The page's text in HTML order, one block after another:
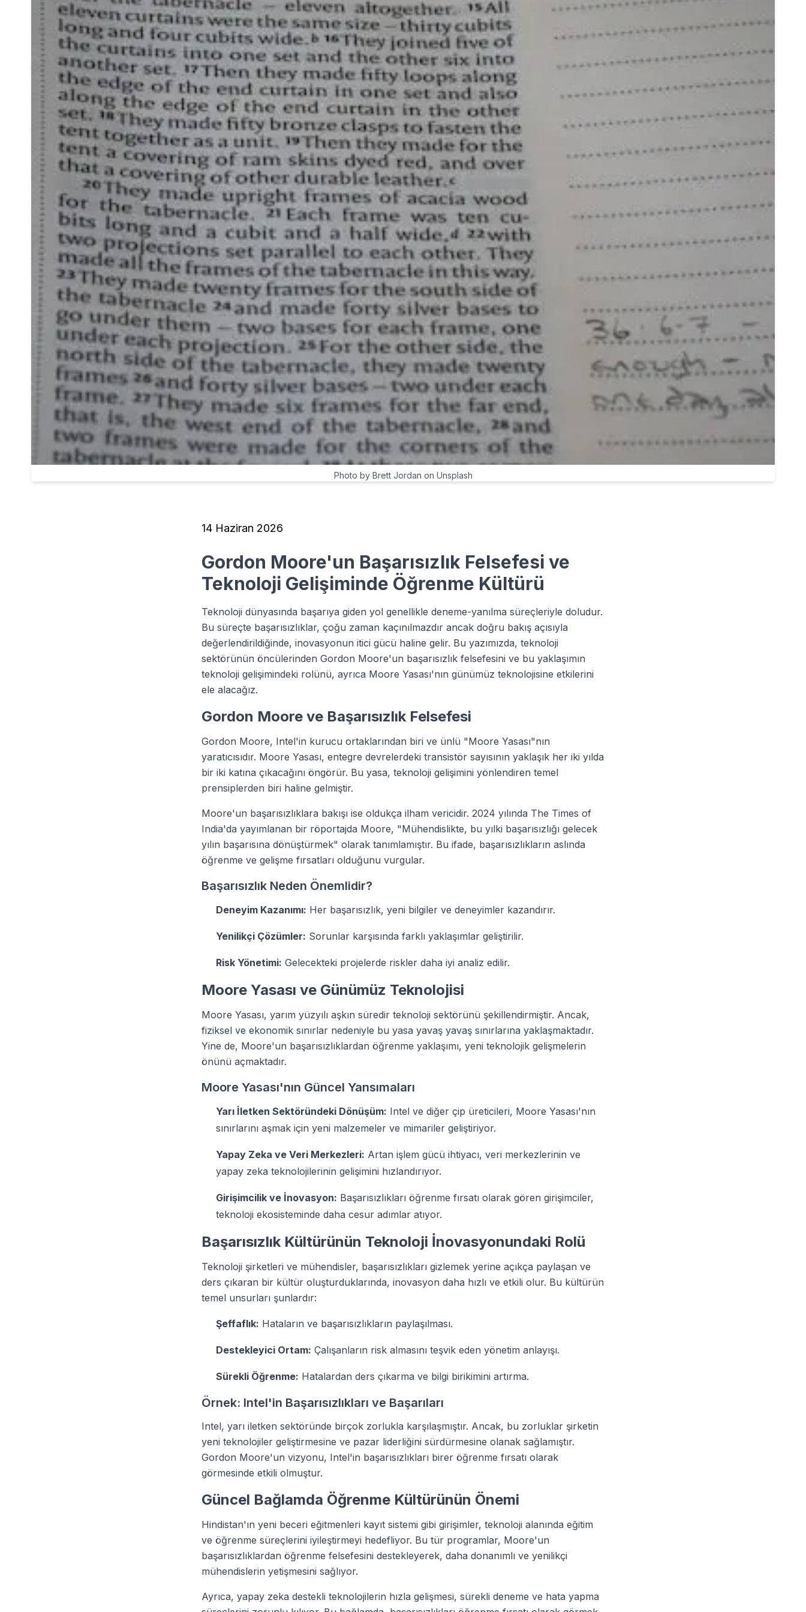
Photo by Brett Jordan on Unsplash
14 Haziran 2026
Gordon Moore'un Başarısızlık Felsefesi ve
Teknoloji Gelişiminde Öğrenme Kültürü
Teknoloji dünyasında başarıya giden yol genellikle deneme-yanılma süreçleriyle doludur.
Bu süreçte başarısızlıklar, çoğu zaman kaçınılmazdır ancak doğru bakış açısıyla
değerlendirildiğinde, inovasyonun itici gücü haline gelir. Bu yazımızda, teknoloji
sektörünün öncülerinden Gordon Moore'un başarısızlık felsefesini ve bu yaklaşımın
teknoloji gelişimindeki rolünü, ayrıca Moore Yasası'nın günümüz teknolojisine etkilerini
ele alacağız.
Gordon Moore ve Başarısızlık Felsefesi
Gordon Moore, Intel'in kurucu ortaklarından biri ve ünlü "Moore Yasası"nın
yaratıcısıdır. Moore Yasası, entegre devrelerdeki transistör sayısının yaklaşık her iki yılda
bir iki katına çıkacağını öngörür. Bu yasa, teknoloji gelişimini yönlendiren temel
prensiplerden biri haline gelmiştir.
Moore'un başarısızlıklara bakışı ise oldukça ilham vericidir. 2024 yılında The Times of
India'da yayımlanan bir röportajda Moore, "Mühendislikte, bu yılki başarısızlığı gelecek
yılın başarısına dönüştürmek" olarak tanımlamıştır. Bu ifade, başarısızlıkların aslında
öğrenme ve gelişme fırsatları olduğunu vurgular.
Başarısızlık Neden Önemlidir?
Deneyim Kazanımı: Her başarısızlık, yeni bilgiler ve deneyimler kazandırır.
Yenilikçi Çözümler: Sorunlar karşısında farklı yaklaşımlar geliştirilir.
Risk Yönetimi: Gelecekteki projelerde riskler daha iyi analiz edilir.
Moore Yasası ve Günümüz Teknolojisi
Moore Yasası, yarım yüzyılı aşkın süredir teknoloji sektörünü şekillendirmiştir. Ancak,
fiziksel ve ekonomik sınırlar nedeniyle bu yasa yavaş yavaş sınırlarına yaklaşmaktadır.
Yine de, Moore'un başarısızlıklardan öğrenme yaklaşımı, yeni teknolojik gelişmelerin
önünü açmaktadır.
Moore Yasası'nın Güncel Yansımaları
Yarı İletken Sektöründeki Dönüşüm: Intel ve diğer çip üreticileri, Moore Yasası'nın
sınırlarını aşmak için yeni malzemeler ve mimariler geliştiriyor.
Yapay Zeka ve Veri Merkezleri: Artan işlem gücü ihtiyacı, veri merkezlerinin ve
yapay zeka teknolojilerinin gelişimini hızlandırıyor.
Girişimcilik ve İnovasyon: Başarısızlıkları öğrenme fırsatı olarak gören girişimciler,
teknoloji ekosisteminde daha cesur adımlar atıyor.
Başarısızlık Kültürünün Teknoloji İnovasyonundaki Rolü
Teknoloji şirketleri ve mühendisler, başarısızlıkları gizlemek yerine açıkça paylaşan ve
ders çıkaran bir kültür oluşturduklarında, inovasyon daha hızlı ve etkili olur. Bu kültürün
temel unsurları şunlardır:
Şeffaflık: Hataların ve başarısızlıkların paylaşılması.
Destekleyici Ortam: Çalışanların risk almasını teşvik eden yönetim anlayışı.
Sürekli Öğrenme: Hatalardan ders çıkarma ve bilgi birikimini artırma.
Örnek: Intel'in Başarısızlıkları ve Başarıları
Intel, yarı iletken sektöründe birçok zorlukla karşılaşmıştır. Ancak, bu zorluklar şirketin
yeni teknolojiler geliştirmesine ve pazar liderliğini sürdürmesine olanak sağlamıştır.
Gordon Moore'un vizyonu, Intel'in başarısızlıkları birer öğrenme fırsatı olarak
görmesinde etkili olmuştur.
Güncel Bağlamda Öğrenme Kültürünün Önemi
Hindistan'ın yeni beceri eğitmenleri kayıt sistemi gibi girişimler, teknoloji alanında eğitim
ve öğrenme süreçlerini iyileştirmeyi hedefliyor. Bu tür programlar, Moore'un
başarısızlıklardan öğrenme felsefesini destekleyerek, daha donanımlı ve yenilikçi
mühendislerin yetişmesini sağlıyor.
Ayrıca, yapay zeka destekli teknolojilerin hızla gelişmesi, sürekli deneme ve hata yapma